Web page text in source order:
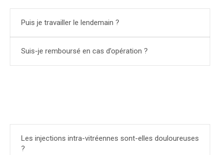
Puis je travailler le lendemain ?
Suis-je remboursé en cas d’opération ?
Les injections intra-vitréennes sont-elles douloureuses
?